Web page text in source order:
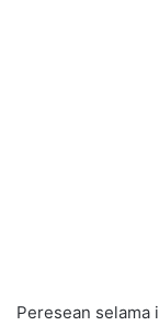
Peresean selama